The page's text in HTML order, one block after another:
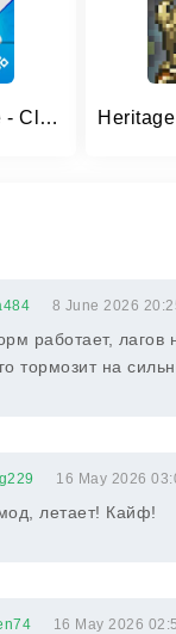
Dominoes Online - Classic Game
8 June 2026
работает, лагов
тормозит на
16 May 2026
летает! Кайф!
16 May 2026